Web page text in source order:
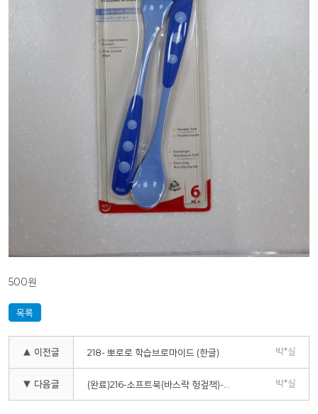
500원
목록
▲ 이전글 218- 뽀로로 학습브로마이드 (한글) 박*실
▼ 다음글 (완료)216-소프트북(바스락 헝겊책)-조류꼬리 박*실